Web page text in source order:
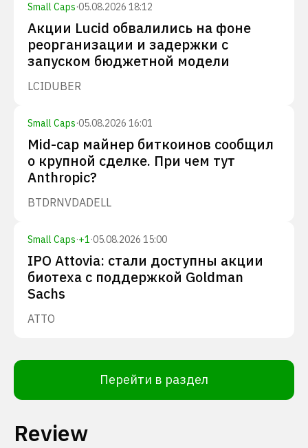
Small Caps·05.08.2026 18:12
Акции Lucid обвалились на фоне
реорганизации и задержки с
запуском бюджетной модели
LCIDUBER
Small Caps·05.08.2026 16:01
Mid-cap майнер биткоинов сообщил
о крупной сделке. При чем тут
Anthropic?
BTDRNVDADELL
Small Caps·+1·05.08.2026 15:00
IPO Attovia: стали доступны акции
биотеха с поддержкой Goldman
Sachs
ATTO
Перейти в раздел
Review